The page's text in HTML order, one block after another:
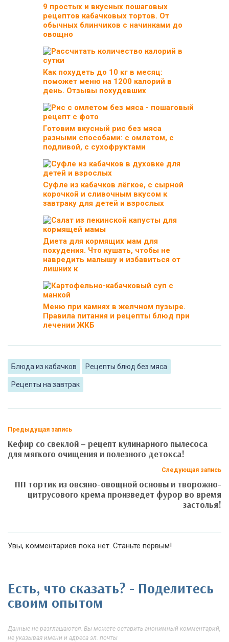
9 простых и вкусных пошаговых
рецептов кабачковых тортов. От
обычных блинчиков с начинками до
овощно
Как похудеть до 10 кг в месяц:
поможет меню на 1200 калорий в
день. Отзывы похудевших
Готовим вкусный рис без мяса
разными способами: с омлетом, с
подливой, с сухофруктами
Суфле из кабачков лёгкое, с сырной
корочкой и сливочным вкусом к
завтраку для детей и взрослых
Диета для кормящих мам для
похудения. Что кушать, чтобы не
навредить малышу и избавиться от
лишних к
Меню при камнях в желчном пузыре.
Правила питания и рецепты блюд при
лечении ЖКБ
Блюда из кабачков Рецепты блюд без мяса
Рецепты на завтрак
Предыдущая запись
Кефир со свеклой – рецепт кулинарного пылесоса
для мягкого очищения и полезного детокса!
Следующая запись
ПП тортик из овсяно-овощной основы и творожно-
цитрусового крема произведет фурор во время
застолья!
Увы, комментариев пока нет. Станьте первым!
Есть, что сказать? - Поделитесь
своим опытом
Данные не разглашаются. Вы можете оставить анонимный комментарий,
не указывая имени и адреса эл. почты